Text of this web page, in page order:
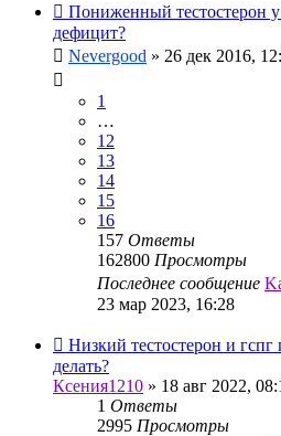
Пониженный тестостерон
дефицит?
Nevergood » 26 дек 2016,
1
…
12
13
14
15
16
157 Ответы
162800 Просмотры
Последнее сообщение
23 мар 2023, 16:28
Низкий тестостерон и
делать?
Ксения1210 » 18 авг 2022,
1 Ответы
2995 Просмотры